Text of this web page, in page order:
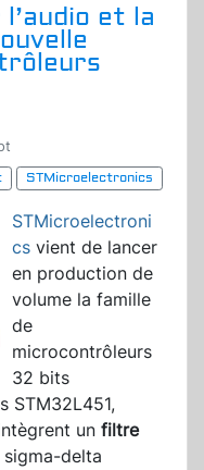
et la
STMicroelectronics
STMicroelectroni
cs vient de lancer
en production de
volume la famille
de
microcontrôleurs
32 bits
STM32L451,
un filtre
delta